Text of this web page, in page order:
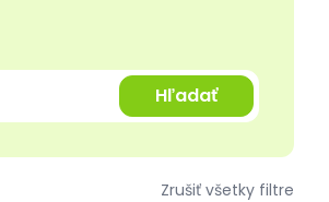
Hľadať
Zrušiť všetky filtre